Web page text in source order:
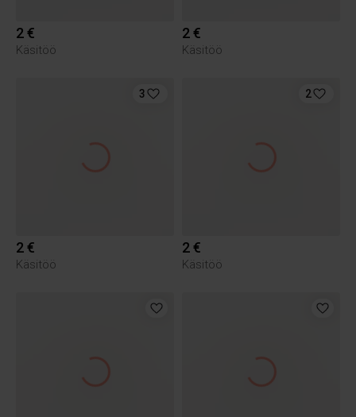
2 €
Käsitöö
2 €
Käsitöö
3
2 €
Käsitöö
2
2 €
Käsitöö